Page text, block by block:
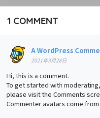
1 COMMENT
A WordPress
2021年3月28日
Hi, this is a comment.
To get started with
please visit the Comments
Commenter avatars come from